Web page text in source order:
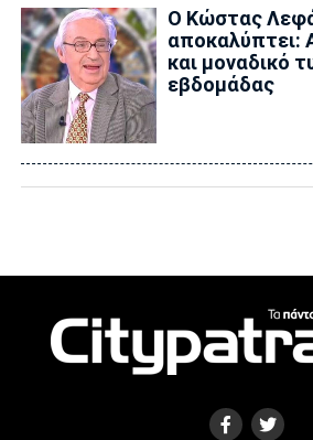
Ο Κώστας
αποκαλύπτει:
και μοναδικό
εβδομάδας